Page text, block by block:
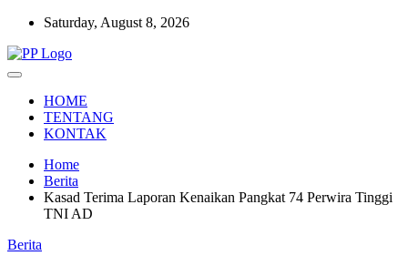
Skip
content
Saturday, August 8, 2026
Pengawal Persada
HOME
TENTANG
KONTAK
Home
Berita
Kasad Terima Laporan Kenaikan Pangkat 74 Perwira Tinggi
TNI AD
Berita